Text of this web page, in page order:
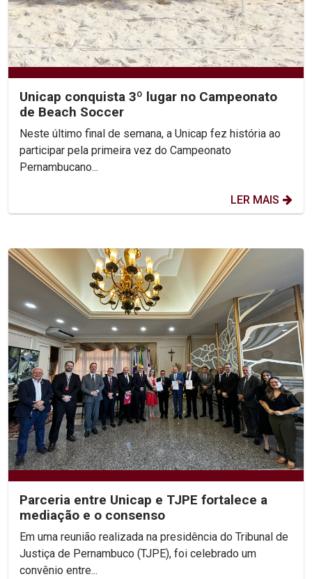
Unicap conquista 3º lugar no Campeonato
de Beach Soccer
Neste último final de semana, a Unicap fez história ao
participar pela primeira vez do Campeonato
Pernambucano...
LER MAIS
Parceria entre Unicap e TJPE fortalece a
mediação e o consenso
Em uma reunião realizada na presidência do Tribunal de
Justiça de Pernambuco (TJPE), foi celebrado um
convênio entre...